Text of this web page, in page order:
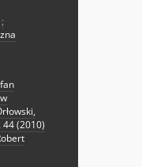
;
44 (2010)